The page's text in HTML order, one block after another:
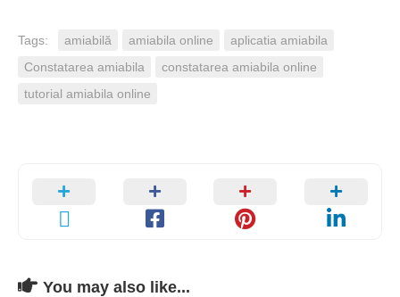
Tags: amiabilă amiabila online
aplicatia amiabila
Constatarea amiabila
constatarea amiabila online
tutorial amiabila online
You may also like...